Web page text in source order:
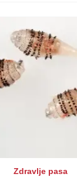
Zdravlje pasa